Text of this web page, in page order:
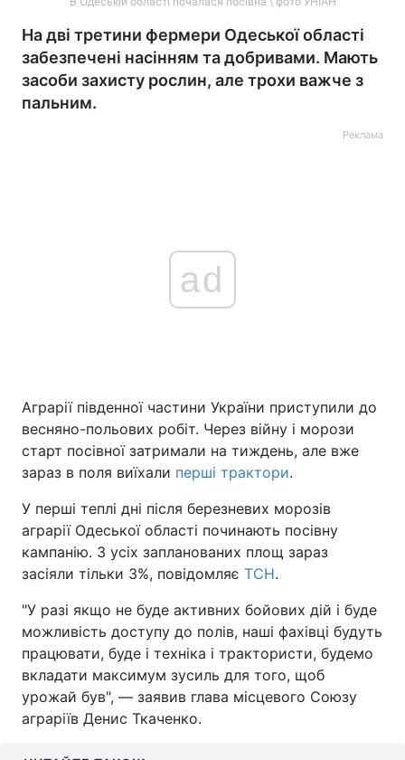
На дві третини фермери Одеської області
забезпечені насінням та добривами. Мають
засоби захисту рослин, але трохи важче з
пальним.
Реклама
ad
Аграрії південної частини України приступили до
весняно-польових робіт. Через війну і морози
старт посівної затримали на тиждень, але вже
зараз в поля виїхали перші трактори.
У перші теплі дні після березневих морозів
аграрії Одеської області починають посівну
кампанію. З усіх запланованих площ зараз
засіяли тільки 3%, повідомляє ТСН.
"У разі якщо не буде активних бойових дій і буде
можливість доступу до полів, наші фахівці будуть
працювати, буде і техніка і трактористи, будемо
вкладати максимум зусиль для того, щоб
урожай був", — заявив глава місцевого Союзу
аграріїв Денис Ткаченко.